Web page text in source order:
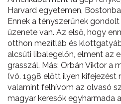
Harvard egyetemen,
Ennek a tényszerűnek
üzenete van. Az első, hogy
otthon mezítláb és
alcsúti libalegelőn, elment az
grasszál. Más: Orbán Viktor a
(vö. 1998 előtt ilyen kifejezést
valamint felhívom az olvasó
magyar keresők egyharmada